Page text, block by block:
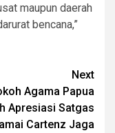
maupun daerah
bencana,”
Next
Agama Papua
Apresiasi Satgas
Cartenz Jaga